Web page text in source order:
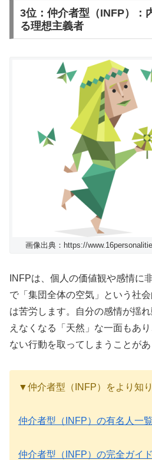
3位：仲介者型（INFP）：
る理想主義者
画像出典：https://
INFPは、個人の価値観や感情に
で「集団全体の空気」という社
は苦労します。自分の感情が揺
えなくなる「天然」な一面もあ
ない行動を取ってしまうことがあ
▼仲介者型（INFP）をより知
仲介者型（INFP）の有名人一覧
仲介者型（INFP）の完全ガイド